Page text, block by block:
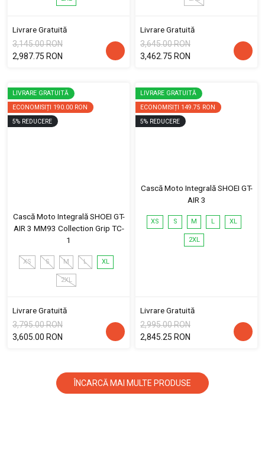
Livrare Gratuită
3,145.00 RON
2,987.75 RON
Livrare Gratuită
3,645.00 RON
3,462.75 RON
LIVRARE GRATUITĂ
ECONOMISIȚI 190.00 RON
5% REDUCERE
Cască Moto Integrală SHOEI GT-
AIR 3 MM93 Collection Grip TC-
1
XS S M L XL
2XL
Livrare Gratuită
3,795.00 RON
3,605.00 RON
LIVRARE GRATUITĂ
ECONOMISIȚI 149.75 RON
5% REDUCERE
Cască Moto Integrală SHOEI GT-
AIR 3
XS S M L XL
2XL
Livrare Gratuită
2,995.00 RON
2,845.25 RON
ÎNCARCĂ MAI MULTE PRODUSE